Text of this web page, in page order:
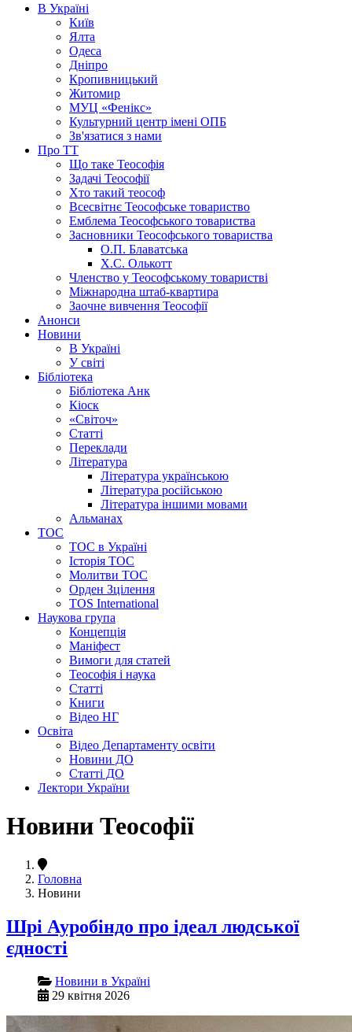
В Україні
Київ
Ялта
Одеса
Дніпро
Кропивницький
Житомир
МУЦ «Фенікс»
Культурний центр імені ОПБ
Зв'язатися з нами
Про ТТ
Що таке Теософія
Задачі Теософії
Хто такий теософ
Всесвітнє Теософське товариство
Емблема Теософського товариства
Засновники Теософського товариства
О.П. Блаватська
Х.С. Олькотт
Членство у Теософському товаристві
Міжнародна штаб-квартира
Заочне вивчення Теософії
Анонси
Новини
В Україні
У світі
Бібліотека
Бібліотека Анк
Кіоск
«Світоч»
Статті
Переклади
Література
Література українською
Література російською
Література іншими мовами
Альманах
ТОС
ТОС в Україні
Історія ТОС
Молитви ТОС
Орден Зцілення
TOS International
Наукова група
Концепція
Маніфест
Вимоги для статей
Теософія і наука
Статті
Книги
Відео НГ
Освіта
Відео Департаменту освіти
Новини ДО
Статті ДО
Лектори України
Новини Теософії
Головна
Новини
Шрі Ауробіндо про ідеал людської
єдності
Новини в Україні
29 квітня 2026